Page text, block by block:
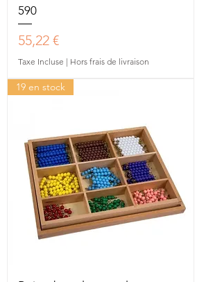
590
Prix
55,22 €
Taxe Incluse | Hors frais de livraison
19 en stock